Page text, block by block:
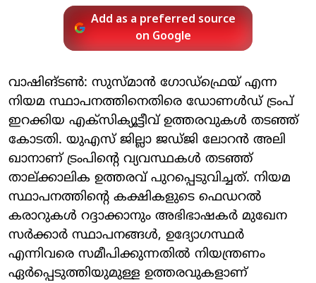
Add as a preferred source
on Google
വാഷിങ്ടൺ: സുസ്മാൻ ഗോഡ്ഫ്രെയ് എന്ന
നിയമ സ്ഥാപനത്തിനെതിരെ ഡോണൾഡ് ട്രംപ്
ഇറക്കിയ എക്സിക്യൂട്ടീവ് ഉത്തരവുകൾ തടഞ്ഞ്
കോടതി. യുഎസ് ജില്ലാ ജഡ്ജി ലോറൻ അലി
ഖാനാണ് ട്രംപിന്റെ വ്യവസ്ഥകൾ തടഞ്ഞ്
താല്ക്കാലിക ഉത്തരവ് പുറപ്പെടുവിച്ചത്. നിയമ
സ്ഥാപനത്തിന്റെ കക്ഷികളുടെ ഫെഡറൽ
കരാറുകൾ റദ്ദാക്കാനും അഭിഭാഷകർ മുഖേന
സർക്കാർ സ്ഥാപനങ്ങൾ, ഉദ്യോഗസ്ഥർ
എന്നിവരെ സമീപിക്കുന്നതിൽ നിയന്ത്രണം
ഏർപ്പെടുത്തിയുമുള്ള ഉത്തരവുകളാണ്